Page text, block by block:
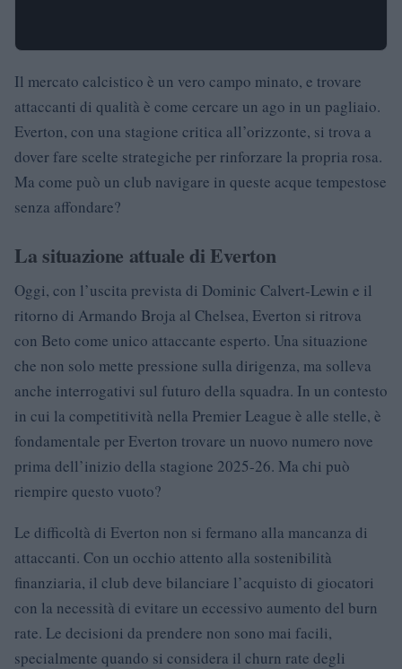
Il mercato calcistico è un vero campo minato, e trovare
attaccanti di qualità è come cercare un ago in un pagliaio.
Everton, con una stagione critica all’orizzonte, si trova a
dover fare scelte strategiche per rinforzare la propria rosa.
Ma come può un club navigare in queste acque tempestose
senza affondare?
La situazione attuale di Everton
Oggi, con l’uscita prevista di Dominic Calvert-Lewin e il
ritorno di Armando Broja al Chelsea, Everton si ritrova
con Beto come unico attaccante esperto. Una situazione
che non solo mette pressione sulla dirigenza, ma solleva
anche interrogativi sul futuro della squadra. In un contesto
in cui la competitività nella Premier League è alle stelle, è
fondamentale per Everton trovare un nuovo numero nove
prima dell’inizio della stagione 2025-26. Ma chi può
riempire questo vuoto?
Le difficoltà di Everton non si fermano alla mancanza di
attaccanti. Con un occhio attento alla sostenibilità
finanziaria, il club deve bilanciare l’acquisto di giocatori
con la necessità di evitare un eccessivo aumento del burn
rate. Le decisioni da prendere non sono mai facili,
specialmente quando si considera il churn rate degli